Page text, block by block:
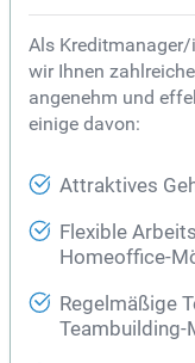
Als
wir Ihnen
angenehm und
einige davon:
Attraktives
Flexible
Homeoffice-
Regelmäßige
Teambuilding-